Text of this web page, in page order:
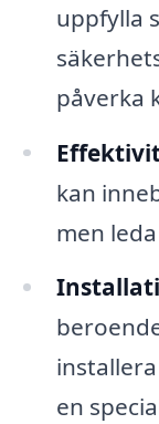
uppfylla
påverka
kan
men
en